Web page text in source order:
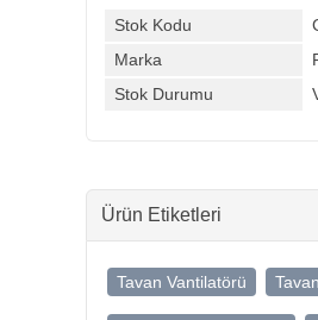
Stok Kodu
Marka
Stok Durumu
Ürün Etiketleri
Tavan Vantilatörü